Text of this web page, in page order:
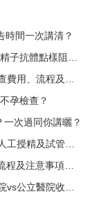
時間一次講清？
點樣阻住懷孕？
醫院選擇全解析？
孕檢查？
次過同你講曬？
管嬰兒流程介紹？
事項一文睇懂？
收費全面比較？